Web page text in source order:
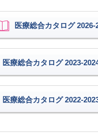
医療総合カタログ 2026-
医療総合カタログ 2023-
医療総合カタログ 2022-